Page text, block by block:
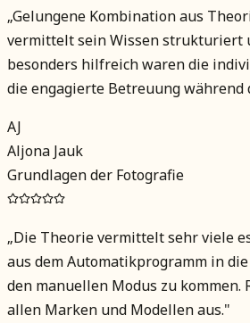
„Gelungene Kombination aus
vermittelt sein Wissen strukturiert
besonders hilfreich waren die
die engagierte Betreuung während
AJ
Aljona Jauk
Grundlagen der Fotografie
„Die Theorie vermittelt sehr viele
aus dem Automatikprogramm in
den manuellen Modus zu kommen.
allen Marken und Modellen aus."